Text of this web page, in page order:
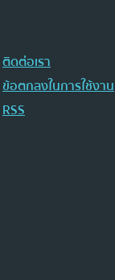
ติดต่อเรา
ข้อตกลงในการใช้งาน
RSS